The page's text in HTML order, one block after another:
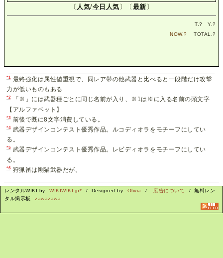
〔 人気/今日人気 〕〔 最新 〕
T.? Y.?
NOW.? TOTAL.?
*1 最終強化は属性値重視で、同レア帯の他武器と比べると一段階だけ攻撃
力が低いものもある
*2
「※」には武器種ごとに同じ名前が入り、※1は※に入る名前の頭文字
【アルファベット】
*3 前後で既に8文字消費している。
*4 武器デザインコンテスト優秀作品。ルコディオラをモチーフにしてい
る。
*5 武器デザインコンテスト優秀作品。レビディオラをモチーフにしてい
る。
*6 狩猟笛は剛猫武器だが。
レンタルWIKI by WIKIWIKI.jp* / Designed by Olivia / 広告について
/ 無料レン
タル掲示板
zawazawa